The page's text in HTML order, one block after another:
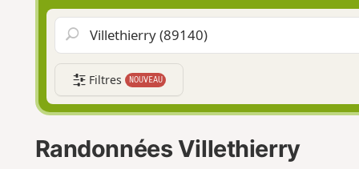
Filtres NOUVEAU
Randonnées Villethierry